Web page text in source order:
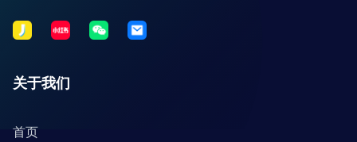
关于我们
首页